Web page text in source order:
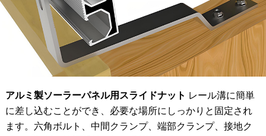
アルミ製ソーラーパネル用スライドナット レール溝に簡単
に差し込むことができ、必要な場所にしっかりと固定され
ます。六角ボルト、中間クランプ、端部クランプ、接地ク